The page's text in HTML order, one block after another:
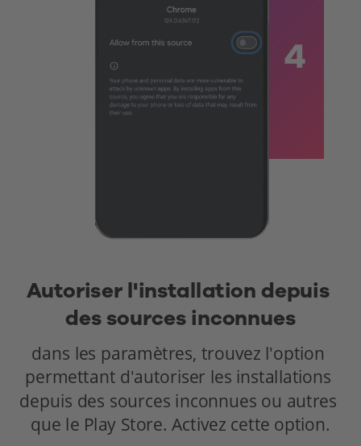
Autoriser l'installation depuis
des sources inconnues
dans les paramètres, trouvez l'option
permettant d'autoriser les installations
depuis des sources inconnues ou autres
que le Play Store. Activez cette option.